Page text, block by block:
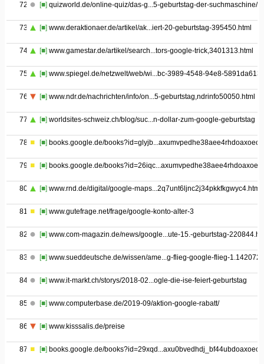
72 [■] quizworld.de/online-quiz/das-g...5-geburtstag-der-suchmaschine/
73 [■] www.deraktionaer.de/artikel/ak...iert-20-geburtstag-395450.html
74 [■] www.gamestar.de/artikel/search...tors-google-trick,3401313.html
75 [■] www.spiegel.de/netzwelt/web/wi...bc-3989-4548-94e8-
76 [■] www.ndr.de/nachrichten/info/on...5-geburtstag,ndrinfo50050.html
77 [■] worldsites-schweiz.ch/blog/suc...n-dollar-zum-google-geburtstag
78 [■] books.google.de/
79 [■] books.google.de/
80 [■] www.rnd.de/digital/google-maps...2q7unt6ljnc2j34pkkfkgwyc4.html
81 [■] www.gutefrage.net/frage/google-konto-alter-3
82 [■] www.com-magazin.de/news/google...ute-15.-geburtstag-
83 [■] www.sueddeutsche.de/wissen/ame...g-flieg-google-flieg-1.1420723
84 [■] www.it-markt.ch/storys/2018-02...ogle-die-ise-feiert-geburtstag
85 [■] www.computerbase.de/2019-09/aktion-google-rabatt/
86 [■] www.kisssalis.de/preise
87 [■] books.google.de/